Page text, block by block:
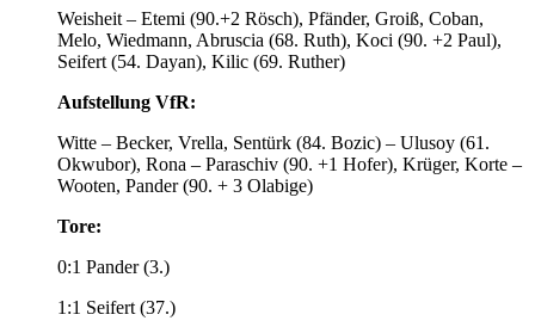
Weisheit – Etemi (90.+2 Rösch), Pfänder, Groiß, Coban,
Melo, Wiedmann, Abruscia (68. Ruth), Koci (90. +2 Paul),
Seifert (54. Dayan), Kilic (69. Ruther)
Aufstellung VfR:
Witte – Becker, Vrella, Sentürk (84. Bozic) – Ulusoy (61.
Okwubor), Rona – Paraschiv (90. +1 Hofer), Krüger, Korte –
Wooten, Pander (90. + 3 Olabige)
Tore:
0:1 Pander (3.)
1:1 Seifert (37.)